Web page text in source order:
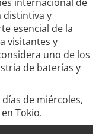
distintiva y
esencial de la
a visitantes y
uno de los
de baterías y
días de miércoles,
Tokio.